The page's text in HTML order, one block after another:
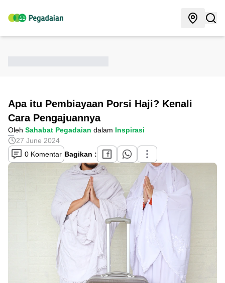
Apa itu Pembiayaan Porsi Haji? Kenali
Cara Pengajuannya
Oleh Sahabat Pegadaian dalam Inspirasi
27 June 2024
0 Komentar Bagikan :